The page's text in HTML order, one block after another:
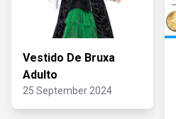
Vestido De Bruxa
Adulto
25 September 2024